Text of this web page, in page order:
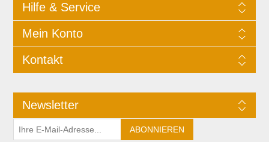
Hilfe & Service
Mein Konto
Kontakt
Newsletter